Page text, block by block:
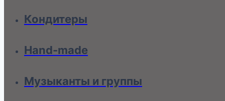
Кондитеры
Hand-made
Музыканты и группы